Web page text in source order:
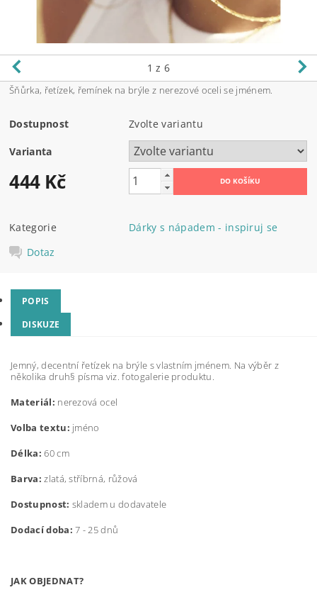
1 z 6
Šňůrka, řetízek, řemínek na brýle z nerezové oceli se jménem.
Dostupnost Zvolte variantu
Varianta
444 Kč
Kategorie
Dárky s nápadem - inspiruj se
Dotaz
POPIS
DISKUZE
Jemný, decentní řetízek na brýle s vlastním jménem. Na výběr z
několika druh§ písma viz. fotogalerie produktu.
Materiál: nerezová ocel
Volba textu: jméno
Délka: 60 cm
Barva: zlatá, stříbrná, růžová
Dostupnost: skladem u dodavatele
Dodací doba: 7 - 25 dnů
JAK OBJEDNAT?